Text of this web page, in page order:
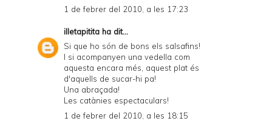
1 de febrer del 2010, a les 17:23
illetapitita ha dit...
Si que ho són de bons els salsafins!
I si acompanyen una vedella com
aquesta encara més, aquest plat és
d'aquells de sucar-hi pa!
Una abraçada!
Les catànies espectaculars!
1 de febrer del 2010, a les 18:15